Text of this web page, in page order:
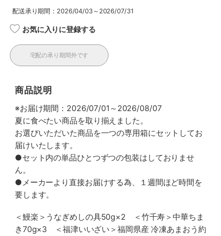
配送承り期間：2026/04/03～2026/07/31
お気に入りに登録する
宅配の承り期間外です
商品説明
※お届け期間：2026/07/01～2026/08/07
夏に食べたい商品を取り揃えました。
お選びいただいた商品を一つの専用箱にセットしてお
届けいたします。
●セット内の単品ひとつずつの包装はしておりませ
ん。
●メーカーより直接お届けする為、１週間ほど時間を
要します。
＜鰻楽＞うなぎめしの具50g×2 ＜竹千寿＞中華ちま
き70g×3 ＜福津いいざい＞福岡県産 冷凍あまおう約